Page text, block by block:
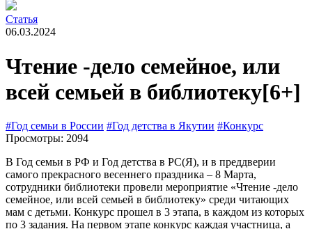
Статья
06.03.2024
Чтение -дело семейное, или
всей семьей в библиотеку[6+]
#Год семьи в России #Год детства в Якутии #Конкурс
Просмотры: 2094
В Год семьи в РФ и Год детства в РС(Я), и в преддверии
самого прекрасного весеннего праздника – 8 Марта,
сотрудники библиотеки провели мероприятие «Чтение -дело
семейное, или всей семьей в библиотеку» среди читающих
мам с детьми. Конкурс прошел в 3 этапа, в каждом из которых
по 3 задания. На первом этапе конкурс каждая участница, а